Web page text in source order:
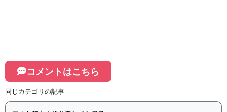
コメントはこちら
同じカテゴリの記事